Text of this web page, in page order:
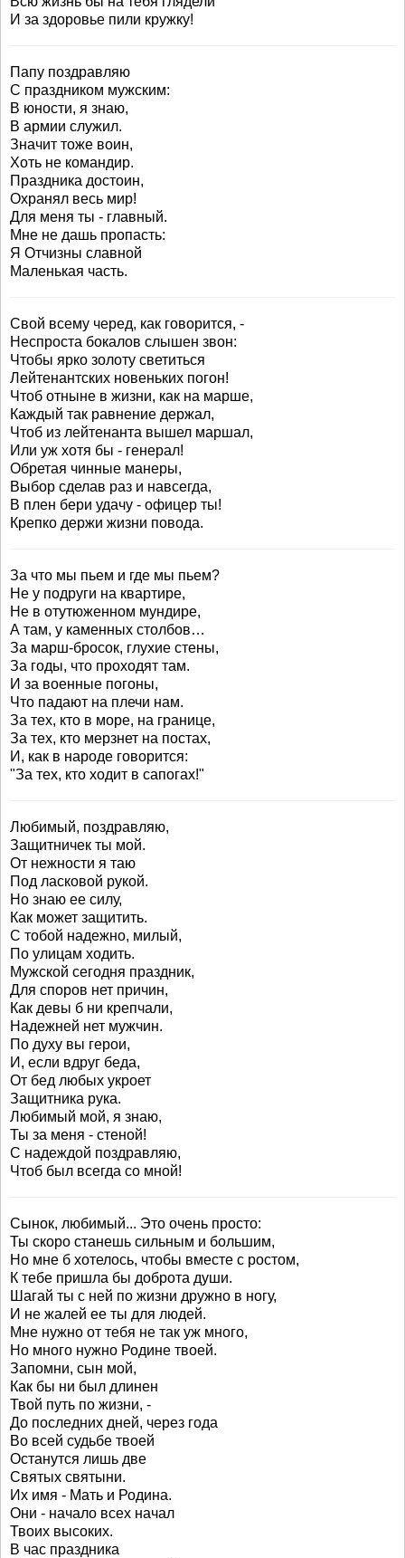
И за здоровье пили кружку!
Папу поздравляю
С праздником мужским:
В юности, я знаю,
В армии служил.
Значит тоже воин,
Хоть не командир.
Праздника достоин,
Охранял весь мир!
Для меня ты - главный.
Мне не дашь пропасть:
Я Отчизны славной
Маленькая часть.
Свой всему черед, как говорится, -
Неспроста бокалов слышен звон:
Чтобы ярко золоту светиться
Лейтенантских новеньких погон!
Чтоб отныне в жизни, как на марше,
Каждый так равнение держал,
Чтоб из лейтенанта вышел маршал,
Или уж хотя бы - генерал!
Обретая чинные манеры,
Выбор сделав раз и навсегда,
В плен бери удачу - офицер ты!
Крепко держи жизни повода.
За что мы пьем и где мы пьем?
Не у подруги на квартире,
Не в отутюженном мундире,
А там, у каменных столбов…
За марш-бросок, глухие стены,
За годы, что проходят там.
И за военные погоны,
Что падают на плечи нам.
За тех, кто в море, на границе,
За тех, кто мерзнет на постах,
И, как в народе говорится:
"За тех, кто ходит в сапогах!"
Любимый, поздравляю,
Защитничек ты мой.
От нежности я таю
Под ласковой рукой.
Но знаю ее силу,
Как может защитить.
С тобой надежно, милый,
По улицам ходить.
Мужской сегодня праздник,
Для споров нет причин,
Как девы б ни крепчали,
Надежней нет мужчин.
По духу вы герои,
И, если вдруг беда,
От бед любых укроет
Защитника рука.
Любимый мой, я знаю,
Ты за меня - стеной!
С надеждой поздравляю,
Чтоб был всегда со мной!
Сынок, любимый... Это очень просто:
Ты скоро станешь сильным и большим,
Но мне б хотелось, чтобы вместе с ростом,
К тебе пришла бы доброта души.
Шагай ты с ней по жизни дружно в ногу,
И не жалей ее ты для людей.
Мне нужно от тебя не так уж много,
Но много нужно Родине твоей.
Запомни, сын мой,
Как бы ни был длинен
Твой путь по жизни, -
До последних дней, через года
Во всей судьбе твоей
Останутся лишь две
Святых святыни.
Их имя - Мать и Родина.
Они - начало всех начал
Твоих высоких.
В час праздника